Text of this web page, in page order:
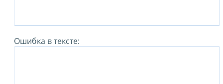
Ошибка в тексте: